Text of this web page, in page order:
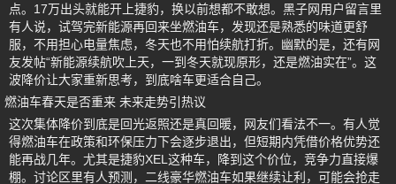
点。17万出头就能开上捷豹，换以前想都不敢想。黑子网用户留言里
有人说，试驾完新能源再回来坐燃油车，发现还是熟悉的味道更舒
服，不用担心电量焦虑，冬天也不用怕续航打折。幽默的是，还有网
友发帖“新能源续航吹上天，一到冬天就现原形，还是燃油实在”。这
波降价让大家重新思考，到底啥车更适合自己。
燃油车春天是否重来 未来走势引热议
这次集体降价到底是回光返照还是真回暖，网友们看法不一。有人觉
得燃油车在政策和环保压力下会逐步退出，但短期内凭借价格优势还
能再战几年。尤其是捷豹XEL这种车，降到这个价位，竞争力直接爆
棚。讨论区里有人预测，二线豪华燃油车如果继续让利，可能会抢走